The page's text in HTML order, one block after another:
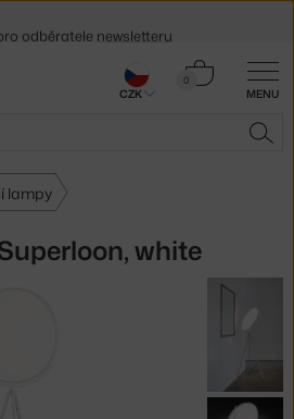
MENU
0
Košík
lampy
white
dní na vrácení zboží
CZK